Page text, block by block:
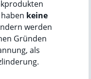
keine
werden
Gründen
als